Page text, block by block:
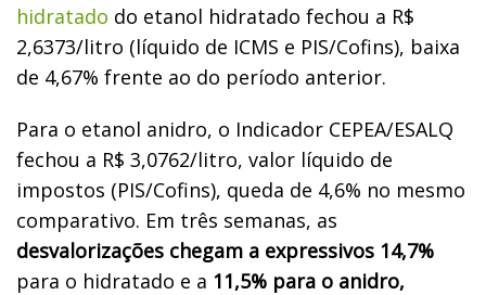
hidratado do etanol hidratado fechou a R$
2,6373/litro (líquido de ICMS e PIS/Cofins), baixa
de 4,67% frente ao do período anterior.
Para o etanol anidro, o Indicador CEPEA/ESALQ
fechou a R$ 3,0762/litro, valor líquido de
impostos (PIS/Cofins), queda de 4,6% no mesmo
comparativo. Em três semanas, as
desvalorizações chegam a expressivos 14,7%
para o hidratado e a 11,5% para o anidro,